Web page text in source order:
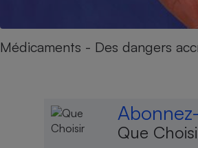
Médicaments - Des dangers
Que